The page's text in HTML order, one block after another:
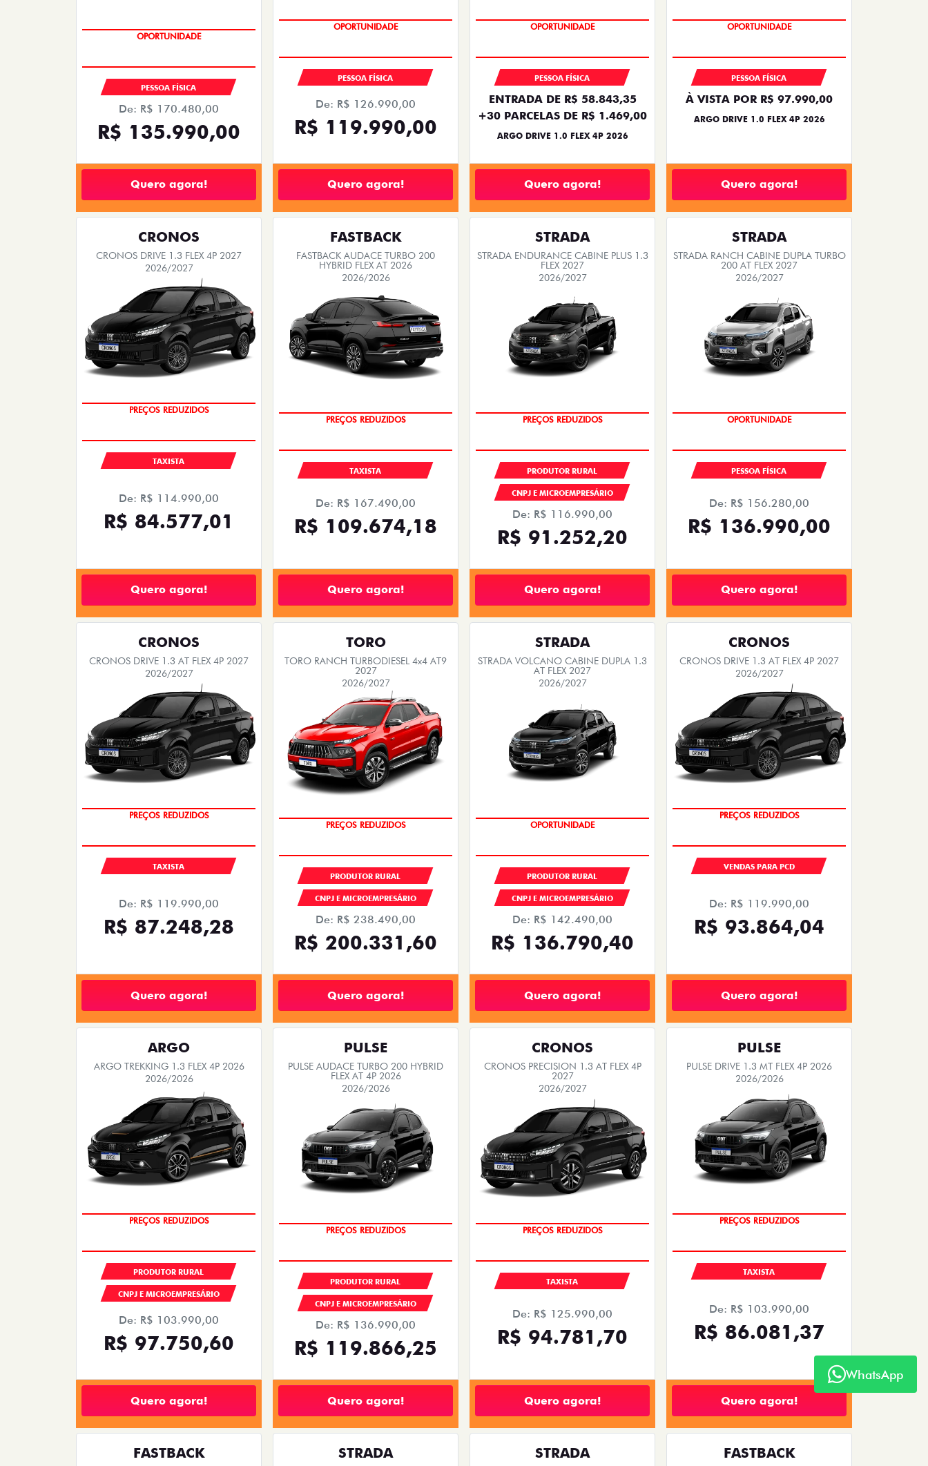
EMPLACAMENTO GRÁTIS
PESSOA FÍSICA
De: R$ 170.480,00
R$ 135.990,00
Quero agora!
EMPLACAMENTO GRÁTIS
PESSOA FÍSICA
De: R$ 126.990,00
R$ 119.990,00
Quero agora!
BÔNUS DE 6 MIL REAIS
PESSOA FÍSICA
ENTRADA DE R$ 58.843,35
+30 PARCELAS DE R$ 1.469,00
ARGO DRIVE 1.0 FLEX 4P 2026
Quero agora!
BÔNUS DE 6 MIL REAIS
PESSOA FÍSICA
À VISTA POR R$ 97.990,00
ARGO DRIVE 1.0 FLEX 4P 2026
Quero agora!
CRONOS
CRONOS DRIVE 1.3 FLEX 4P 2027
2026/2027
OPORTUNIDADE
TAXISTA
De: R$ 114.990,00
R$ 84.577,01
Quero agora!
FASTBACK
FASTBACK AUDACE TURBO 200
HYBRID FLEX AT 2026
2026/2026
OPORTUNIDADE
TAXISTA
De: R$ 167.490,00
R$ 109.674,18
Quero agora!
STRADA
STRADA ENDURANCE CABINE PLUS 1.3
FLEX 2027
2026/2027
OPORTUNIDADE
PRODUTOR RURAL
CNPJ E MICROEMPRESÁRIO
De: R$ 116.990,00
R$ 91.252,20
Quero agora!
STRADA
STRADA RANCH CABINE DUPLA TURBO
200 AT FLEX 2027
2026/2027
EMPLACAMENTO GRÁTIS
PESSOA FÍSICA
De: R$ 156.280,00
R$ 136.990,00
Quero agora!
CRONOS
CRONOS DRIVE 1.3 AT FLEX 4P 2027
2026/2027
OPORTUNIDADE
TAXISTA
De: R$ 119.990,00
R$ 87.248,28
Quero agora!
TORO
TORO RANCH TURBODIESEL 4x4 AT9
2027
2026/2027
OPORTUNIDADE
PRODUTOR RURAL
CNPJ E MICROEMPRESÁRIO
De: R$ 238.490,00
R$ 200.331,60
Quero agora!
STRADA
STRADA VOLCANO CABINE DUPLA 1.3
AT FLEX 2027
2026/2027
PREÇOS REDUZIDOS
PRODUTOR RURAL
CNPJ E MICROEMPRESÁRIO
De: R$ 142.490,00
R$ 136.790,40
Quero agora!
CRONOS
CRONOS DRIVE 1.3 AT FLEX 4P 2027
2026/2027
OPORTUNIDADE
VENDAS PARA PCD
De: R$ 119.990,00
R$ 93.864,04
Quero agora!
ARGO
ARGO TREKKING 1.3 FLEX 4P 2026
2026/2026
OPORTUNIDADE
PRODUTOR RURAL
CNPJ E MICROEMPRESÁRIO
De: R$ 103.990,00
R$ 97.750,60
Quero agora!
PULSE
PULSE AUDACE TURBO 200 HYBRID
FLEX AT 4P 2026
2026/2026
OPORTUNIDADE
PRODUTOR RURAL
CNPJ E MICROEMPRESÁRIO
De: R$ 136.990,00
R$ 119.866,25
Quero agora!
CRONOS
CRONOS PRECISION 1.3 AT FLEX 4P
2027
2026/2027
OPORTUNIDADE
TAXISTA
De: R$ 125.990,00
R$ 94.781,70
Quero agora!
PULSE
PULSE DRIVE 1.3 MT FLEX 4P 2026
2026/2026
OPORTUNIDADE
TAXISTA
De: R$ 103.990,00
R$ 86.081,37
Quero agora!
FASTBACK STRADA STRADA FASTBACK
WhatsApp